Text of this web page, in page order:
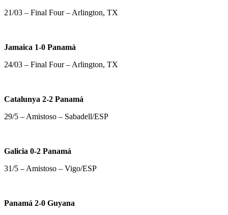
21/03 – Final Four – Arlington, TX
Jamaica 1-0 Panamá
24/03 – Final Four – Arlington, TX
Catalunya 2-2 Panamá
29/5 – Amistoso – Sabadell/ESP
Galicia 0-2 Panamá
31/5 – Amistoso – Vigo/ESP
Panamá 2-0 Guyana